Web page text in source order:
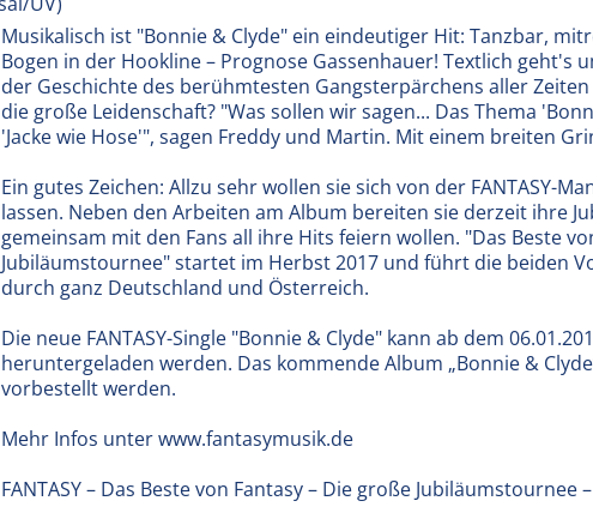
Musikalisch ist "Bonnie & Clyde" ein eindeutiger Hit: Tanzbar,
Bogen in der Hookline – Prognose Gassenhauer! Textlich geht's
der Geschichte des berühmtesten Gangsterpärchens aller
die große Leidenschaft? "Was sollen wir sagen... Das Thema
'Jacke wie Hose'", sagen Freddy und Martin. Mit einem breiten
Ein gutes Zeichen: Allzu sehr wollen sie sich von der FANTASY-
lassen. Neben den Arbeiten am Album bereiten sie derzeit ihre
gemeinsam mit den Fans all ihre Hits feiern wollen. "Das Beste
Jubiläumstournee" startet im Herbst 2017 und führt die beiden
durch ganz Deutschland und Österreich.
Die neue FANTASY-Single "Bonnie & Clyde" kann ab dem
heruntergeladen werden. Das kommende Album „Bonnie &
vorbestellt werden.
Mehr Infos unter www.fantasymusik.de
FANTASY – Das Beste von Fantasy – Die große Jubiläumstournee